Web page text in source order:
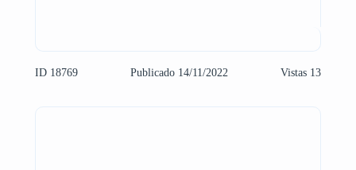
ID 18769 Publicado 14/11/2022 Vistas 13